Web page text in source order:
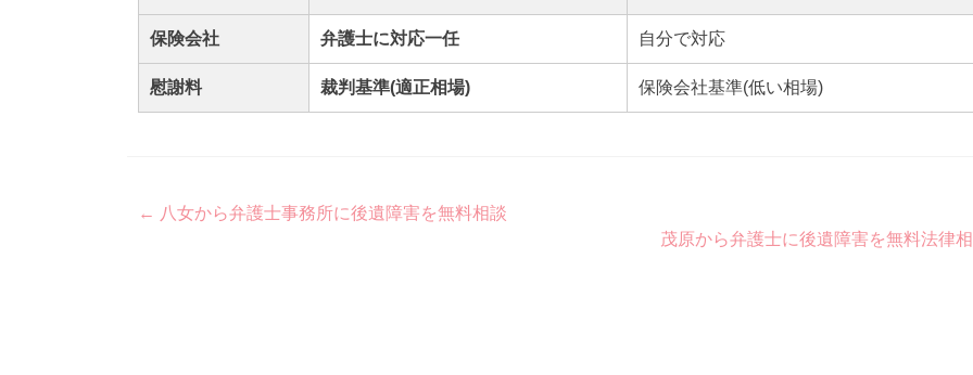
保険会社 弁護士に対応一任 自分で対応
慰謝料 裁判基準(適正相場) 保険会社基準(低い相場)
Post
← 八女から弁護士事務所に後遺障害を無料相談
茂原から弁護士に後遺障害を無料法律